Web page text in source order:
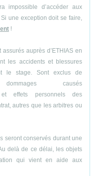
impossible d’accéder aux
une exception doit se faire,
!
auprès d’ETHIAS en
les accidents et blessures
le stage. Sont exclus de
causés
effets personnels des
autres que les arbitres ou
seront conservés durant une
delà de ce délai, les objets
qui vient en aide aux